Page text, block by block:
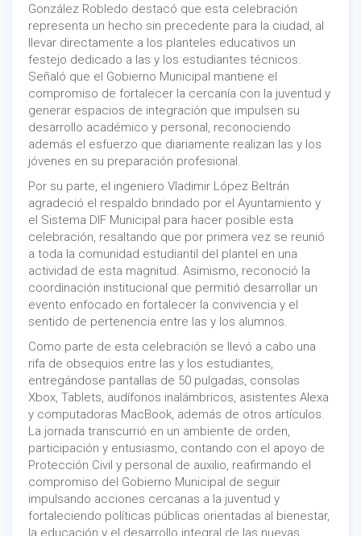
González Robledo destacó que esta celebración
representa un hecho sin precedente para la ciudad, al
llevar directamente a los planteles educativos un
festejo dedicado a las y los estudiantes técnicos.
Señaló que el Gobierno Municipal mantiene el
compromiso de fortalecer la cercanía con la juventud y
generar espacios de integración que impulsen su
desarrollo académico y personal, reconociendo
además el esfuerzo que diariamente realizan las y los
jóvenes en su preparación profesional.
Por su parte, el ingeniero Vladimir López Beltrán
agradeció el respaldo brindado por el Ayuntamiento y
el Sistema DIF Municipal para hacer posible esta
celebración, resaltando que por primera vez se reunió
a toda la comunidad estudiantil del plantel en una
actividad de esta magnitud. Asimismo, reconoció la
coordinación institucional que permitió desarrollar un
evento enfocado en fortalecer la convivencia y el
sentido de pertenencia entre las y los alumnos.
Como parte de esta celebración se llevó a cabo una
rifa de obsequios entre las y los estudiantes,
entregándose pantallas de 50 pulgadas, consolas
Xbox, Tablets, audífonos inalámbricos, asistentes Alexa
y computadoras MacBook, además de otros artículos.
La jornada transcurrió en un ambiente de orden,
participación y entusiasmo, contando con el apoyo de
Protección Civil y personal de auxilio, reafirmando el
compromiso del Gobierno Municipal de seguir
impulsando acciones cercanas a la juventud y
fortaleciendo políticas públicas orientadas al bienestar,
la educación y el desarrollo integral de las nuevas